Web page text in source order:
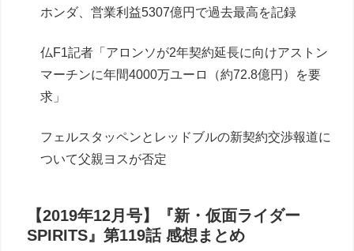
ホンダ、営業利益5307億円で過去最高を記録
仏F1記者「アロンソが2年契約延長に向けアストン
マーチンに年間4000万ユーロ（約72.8億円）を要
求」
フェルスタッペンとレッドブルの新契約交渉報道に
ついて父親ヨスが否定
【2019年12月号】『新・仮面ライダー
SPIRITS』第119話 感想まとめ